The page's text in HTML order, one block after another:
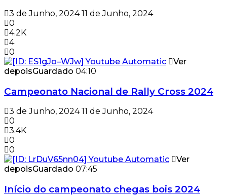
3 de Junho, 2024 11 de Junho, 2024
0
4.2K
4
0
Ver
depoisGuardado 04:10
Campeonato Nacional de Rally Cross 2024
3 de Junho, 2024 11 de Junho, 2024
0
3.4K
0
0
Ver
depoisGuardado 07:45
Início do campeonato chegas bois 2024